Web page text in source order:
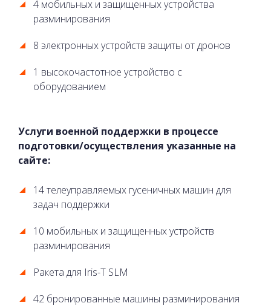
4 мобильных и защищенных устройства
разминирования
8 электронных устройств защиты от дронов
1 высокочастотное устройство с
оборудованием
Услуги военной поддержки в процессе
подготовки/осуществления указанные на
сайте:
14 телеуправляемых гусеничных машин для
задач поддержки
10 мобильных и защищенных устройств
разминирования
Ракета для Iris-T SLM
42 бронированные машины разминирования